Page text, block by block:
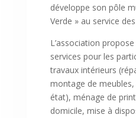
développe son pôle
Verde » au service
L’association
services pour les
travaux intérieurs
montage de
état), ménage de
domicile, mise à